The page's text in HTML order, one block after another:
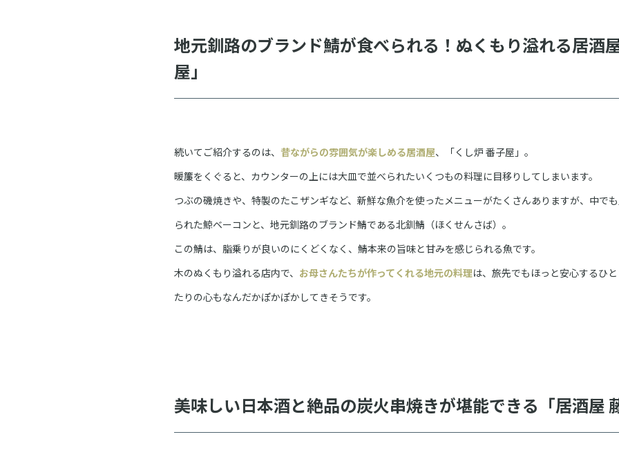
地元釧路のブランド鯖が食べられる！ぬくもり溢れる居酒
屋」
続いてご紹介するのは、 昔ながらの雰囲気が楽しめる居酒屋、「くし炉 番子屋」。
暖簾をくぐると、カウンターの上には大皿で並べられたいくつもの料理に目移りしてしまいます。
つぶの磯焼きや、特製のたこザンギなど、新鮮な魚介を使ったメニューがたくさんありますが、中で
られた鯨ベーコンと、地元釧路のブランド鯖である北釧鯖（ほくせんさば）。
この鯖は、脂乗りが良いのにくどくなく、鯖本来の旨味と甘みを感じられる魚です。
木のぬくもり溢れる店内で、 お母さんたちが作ってくれる地元の料理は、旅先でもほっと安心するひ
たりの心もなんだかぽかぽかしてきそうです。
美味しい日本酒と絶品の炭火串焼きが堪能できる「居酒屋